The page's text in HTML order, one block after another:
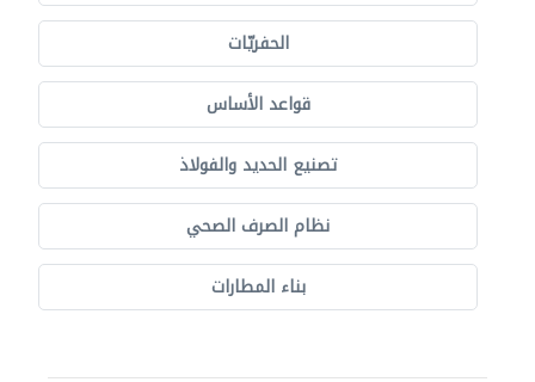
الحفريّات
قواعد الأساس
تصنيع الحديد والفولاذ
نظام الصرف الصحي
بناء المطارات